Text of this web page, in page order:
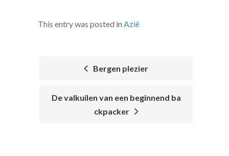
This entry was posted in Azië
NAVIGATION
Bergen plezier
De valkuilen van een beginnend ba
ckpacker